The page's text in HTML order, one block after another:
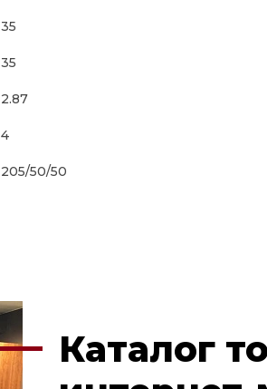
35
35
2.87
4
205/50/50
Каталог